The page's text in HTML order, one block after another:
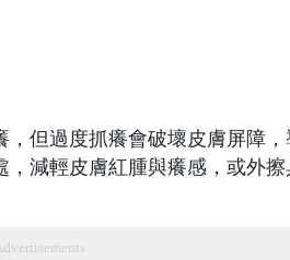
但過度抓癢會破壞皮膚屏障
減輕皮膚紅腫與癢感，或外